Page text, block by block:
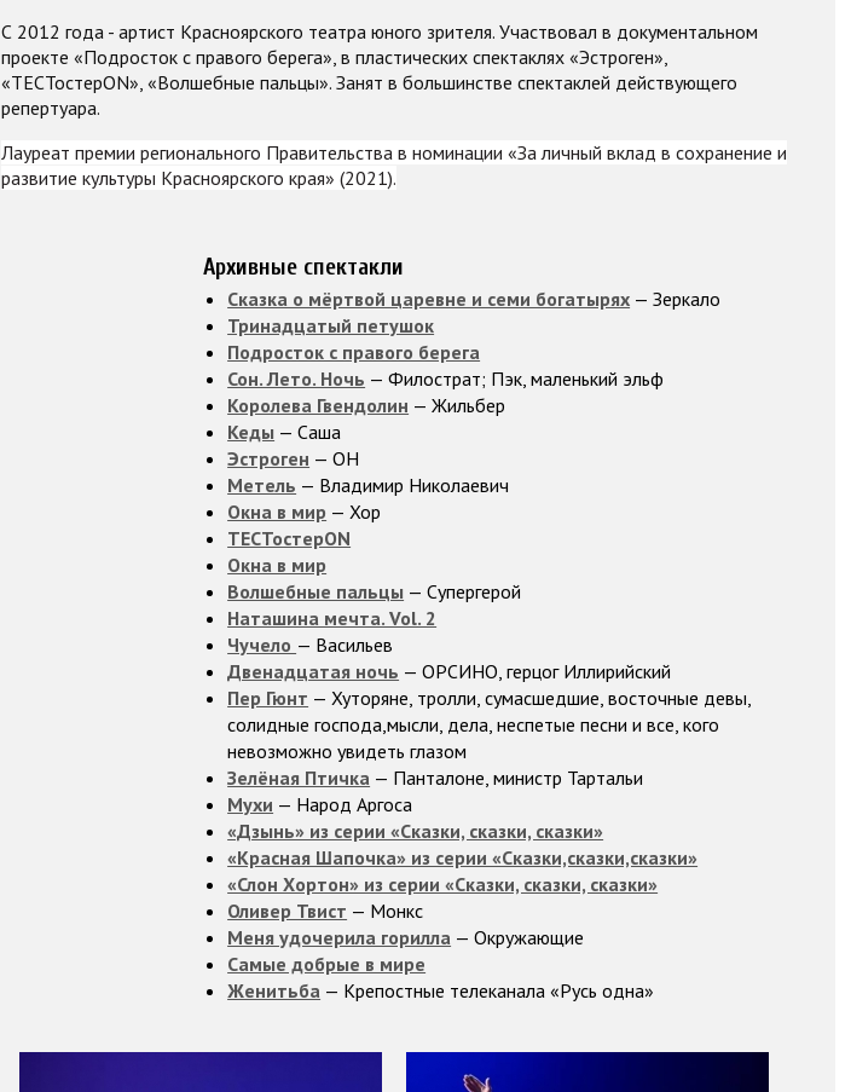
С 2012 года - артист Красноярского театра юного зрителя. Участвовал в документальном
проекте «Подросток с правого берега», в пластических спектаклях «Эстроген»,
«ТЕСТостерОN», «Волшебные пальцы». Занят в большинстве спектаклей действующего
репертуара.
Лауреат премии регионального Правительства в номинации «За личный вклад в сохранение и
развитие культуры Красноярского края» (2021).
Архивные спектакли
Сказка о мёртвой царевне и семи богатырях — Зеркало
Тринадцатый петушок
Подросток с правого берега
Сон. Лето. Ночь — Филострат; Пэк, маленький эльф
Королева Гвендолин — Жильбер
Кеды — Саша
Эстроген — ОН
Метель — Владимир Николаевич
Окна в мир — Хор
ТЕСТостерON
Окна в мир
Волшебные пальцы — Супергерой
Наташина мечта. Vol. 2
Чучело — Васильев
Двенадцатая ночь — ОРСИНО, герцог Иллирийский
Пер Гюнт — Хуторяне, тролли, сумасшедшие, восточные девы,
солидные господа,мысли, дела, неспетые песни и все, кого
невозможно увидеть глазом
Зелёная Птичка — Панталоне, министр Тартальи
Мухи — Народ Аргоса
«Дзынь» из серии «Сказки, сказки, сказки»
«Красная Шапочка» из серии «Сказки,сказки,сказки»
«Слон Хортон» из серии «Сказки, сказки, сказки»
Оливер Твист — Монкс
Меня удочерила горилла — Окружающие
Самые добрые в мире
Женитьба — Крепостные телеканала «Русь одна»